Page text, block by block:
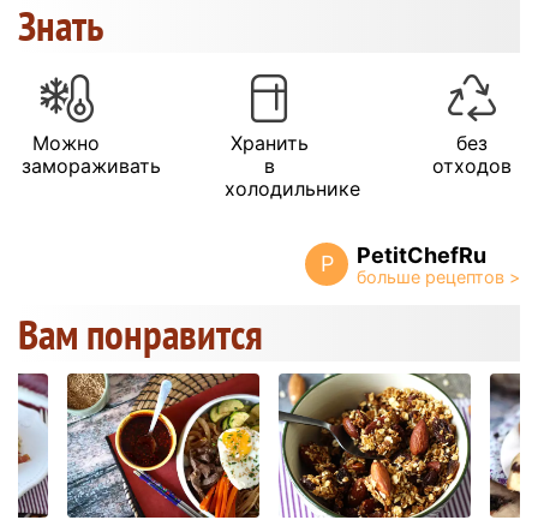
Знать
Можно
замораживать
Хранить
в
холодильнике
без
отходов
P PetitChefRu
Вам понравится